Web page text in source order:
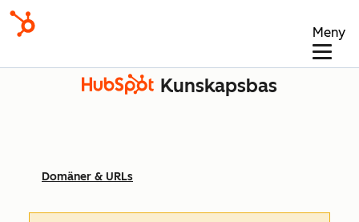
Meny
Kunskapsbas
Domäner & URLs